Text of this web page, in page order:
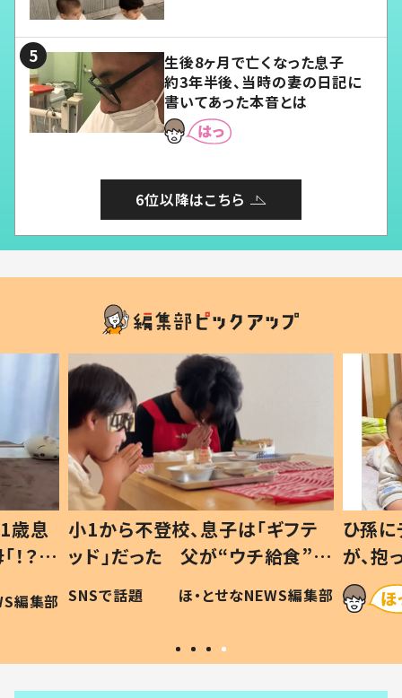
生後8ヶ月で亡くなった息子
約3年半後、当時の妻の日記に
書いてあった本音とは
6位以降はこちら
歳息
？」
編集部
小1から不登校、息子は「ギフテ
ッド」だった 父が“ウチ給食”を
作り続ける理由とは #令和の親
#令和の子
SNSで話題 ほ・とせなNEWS編集部
ひ孫
が、
「涙が
い」